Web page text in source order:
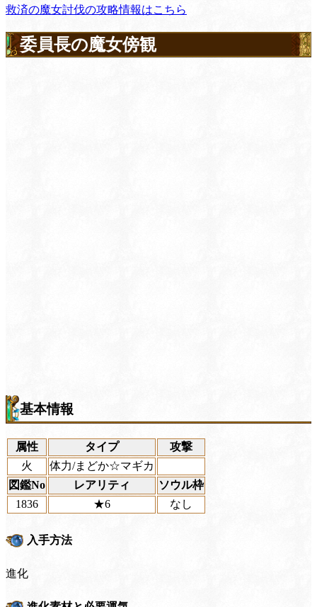
救済の魔女討伐の攻略情報はこちら
委員長の魔女傍観
基本情報
属性 タイプ
攻撃
火
体力/まどか☆マギカ
図鑑No
レアリティ
ソウル枠
1836
★6 なし
入手方法
進化